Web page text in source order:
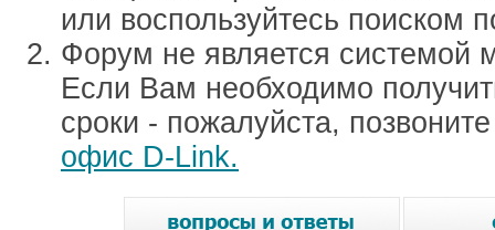
или воспользуйтесь поиском
Форум не является системой
Если Вам необходимо
сроки - пожалуйста,
офис D-Link.